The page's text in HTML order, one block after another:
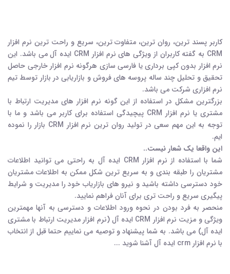
کاربر پسند ترین، روان ترین، متفاوت ترین، سریع و راحت ترین نرم افزار
CRM به گفته کاربران از ویژگی های نرم افزار CRM ایده آل می باشد. این
نرم افزار بدون کپی برداری یا فارسی سازی هرگونه نرم افزار خارجی حاصل
تحقیق و تحلیل چند ساله پروسه های فروش و بازاریابی در بازار توسط تیم
نرم افزاری شرکت می باشد.
بزرگترین مشکل در استفاده از این گونه نرم افزار های مدیریت ارتباط با
مشتری یا نرم افزار CRM پیچیدگی استفاده برای کاربر می باشد و ما با
توجه به این مهم سعی در تولید روان ترین نرم افزار CRM بازار را نموده
ایم.
این واقعا یک شعار نیست..
شما با استفاده از نرم افزار CRM ایده آل به راحتی می توانید اطلاعات
مشتریان را طبقه بندی و به سریع ترین شکل ممکن به اطلاعات مشتریان
خود دسترسی داشته باشید و نیرو های بازاریاب خود را مدیریت و شرایط
پیگیری سریع و راحت تری برای آنان فراهم نمایید.
منحصر به فرد بودن در نحوه ورود اطلاعات و دسترسی به آنها مهمترین
ویژگی و مزیت نرم افزار CRM ایده آل (نرم افزار مدیریت ارتباط با مشتری
ایده آل) می باشد. به شما پیشنهاد و توصیه می نماییم حتما قبل از انتخاب
با نرم افزار crm ایده آل آشنا شوید ...